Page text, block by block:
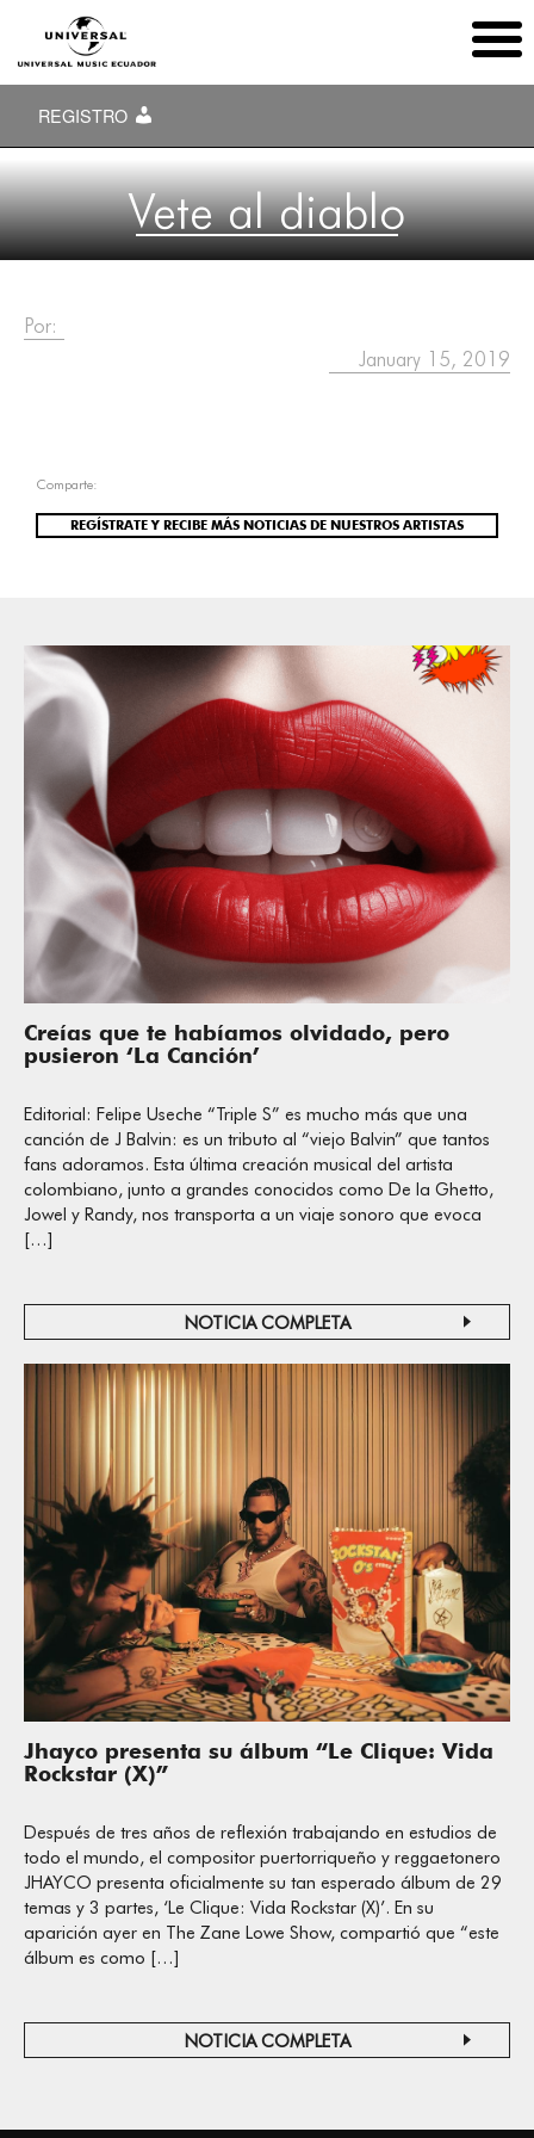
REGISTRO
Vete al diablo
Por:
January 15, 2019
Comparte:
REGÍSTRATE Y RECIBE MÁS NOTICIAS DE NUESTROS ARTISTAS
Creías que te habíamos olvidado, pero
pusieron ‘La Canción’
Editorial: Felipe Useche “Triple S” es mucho más que una
canción de J Balvin: es un tributo al “viejo Balvin” que tantos
fans adoramos. Esta última creación musical del artista
colombiano, junto a grandes conocidos como De la Ghetto,
Jowel y Randy, nos transporta a un viaje sonoro que evoca
[…]
NOTICIA COMPLETA
Jhayco presenta su álbum “Le Clique: Vida
Rockstar (X)”
Después de tres años de reflexión trabajando en estudios de
todo el mundo, el compositor puertorriqueño y reggaetonero
JHAYCO presenta oficialmente su tan esperado álbum de 29
temas y 3 partes, ‘Le Clique: Vida Rockstar (X)’. En su
aparición ayer en The Zane Lowe Show, compartió que “este
álbum es como […]
NOTICIA COMPLETA